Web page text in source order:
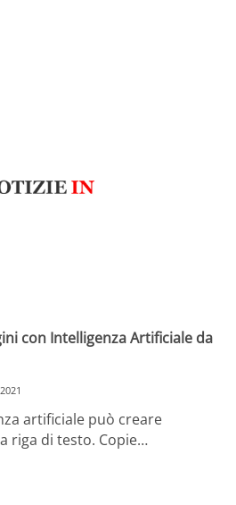
con Intelligenza Artificiale da
artificiale può creare
riga di testo. Copie…